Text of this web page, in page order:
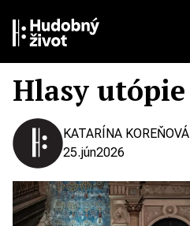
Hlasy utópie
KATARÍNA KOREŇOVÁ
25.jún2026